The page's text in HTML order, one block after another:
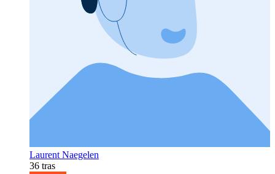
Laurent Naegelen
36 tras